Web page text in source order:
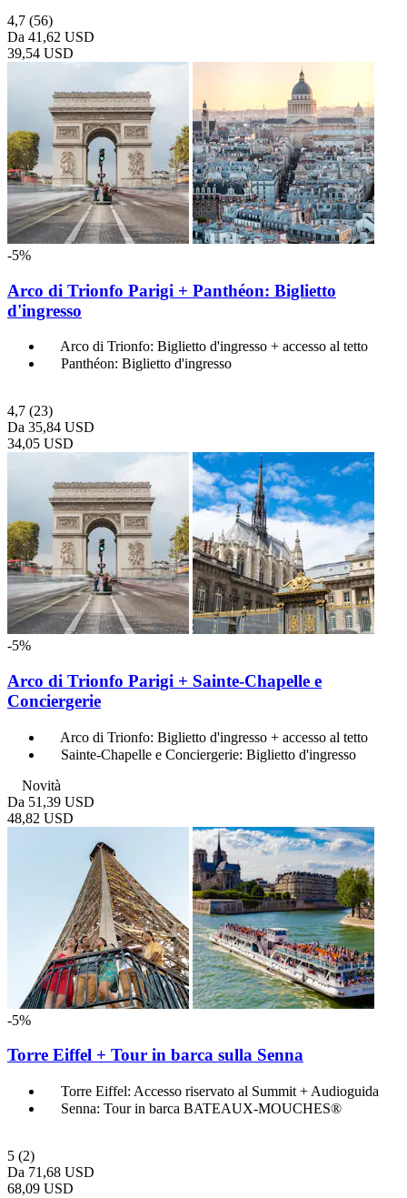
4,7 (56)
Da 41,62 USD
39,54 USD
-5%
Arco di Trionfo Parigi + Panthéon: Biglietto
d'ingresso
Arco di Trionfo: Biglietto d'ingresso + accesso al tetto
Panthéon: Biglietto d'ingresso
4,7 (23)
Da 35,84 USD
34,05 USD
-5%
Arco di Trionfo Parigi + Sainte-Chapelle e
Conciergerie
Arco di Trionfo: Biglietto d'ingresso + accesso al tetto
Sainte-Chapelle e Conciergerie: Biglietto d'ingresso
Novità
Da 51,39 USD
48,82 USD
-5%
Torre Eiffel + Tour in barca sulla Senna
Torre Eiffel: Accesso riservato al Summit + Audioguida
Senna: Tour in barca BATEAUX-MOUCHES®
5 (2)
Da 71,68 USD
68,09 USD